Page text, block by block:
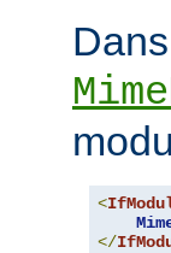
<
</